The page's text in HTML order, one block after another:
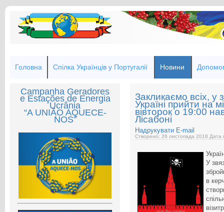
Головна Спілка Українців у Португалії Новини
Campanha Geradores
e Estações de Energia
Ucrânia
“A UNIÃO AQUECE-
NOS”
Закликаємо всіх, у
Україні прийти на
вівторок о 19:00
Лісабоні
Надрукувати E-mail
Створено: 26 листопада 2018 Дата
У
в